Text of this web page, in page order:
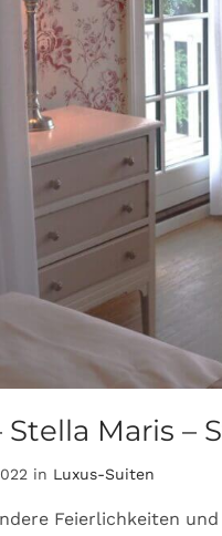
Maris –
in Luxus-Suiten
Feierlichkeiten